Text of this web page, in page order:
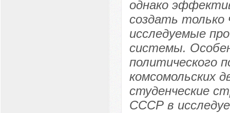
однако
создать
исследуемые
системы.
политического
комсомольских
студенческие
СССР в